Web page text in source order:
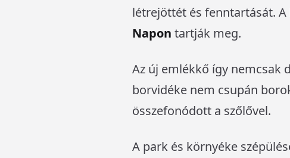
létrejöttét és fenntartását.
Napon tartják meg.
Az új emlékkő így nemcsak
borvidéke nem csupán
összefonódott a szőlővel.
A park és környéke